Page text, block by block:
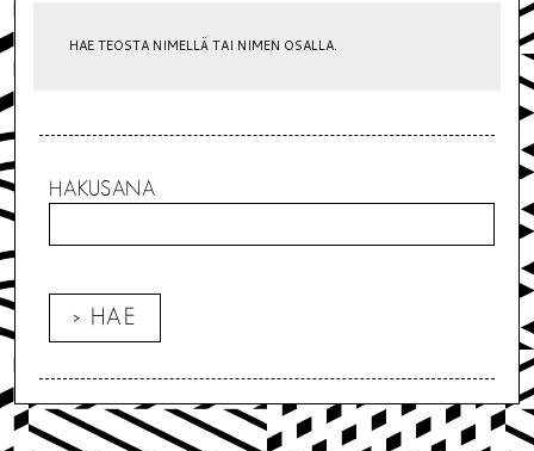
HAE TEOSTA NIMELLÄ TAI NIMEN OSALLA.
HAKUSANA